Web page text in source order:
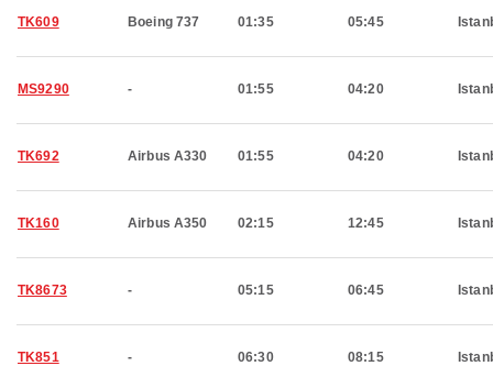
TK609 Boeing 737 01:35 05:45
MS9290 - 01:55 04:20
TK692 Airbus A330 01:55 04:20
TK160 Airbus A350 02:15 12:45
TK8673 - 05:15 06:45
TK851 - 06:30 08:15